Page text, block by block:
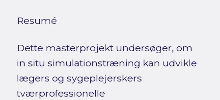
Resumé
Dette masterprojekt undersøger, om
in situ simulationstræning kan udvikle
lægers og sygeplejerskers
tværprofessionelle